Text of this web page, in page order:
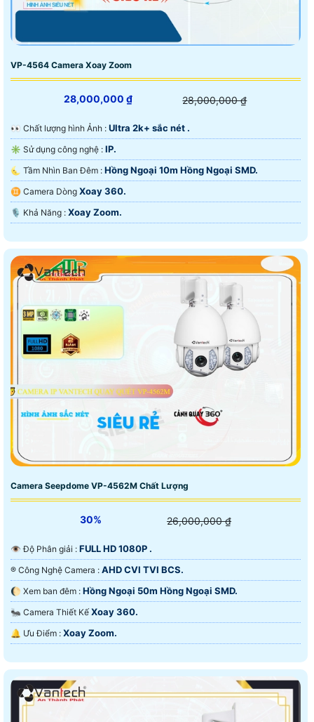
VP-4564 Camera Xoay Zoom
28,000,000 ₫ 28,000,000 ₫
️👀 Chất lượng hình Ảnh : Ultra 2k+ sắc nét .
✳️ Sử dụng công nghệ : IP.
🌜 Tầm Nhìn Ban Đêm : Hồng Ngoại 10m Hồng Ngoại SMD.
♊ Camera Dòng Xoay 360.
️🎙 Khả Năng : Xoay Zoom.
Camera Seepdome VP-4562M Chất Lượng
30% 26,000,000 ₫
👁 Độ Phân giải : FULL HD 1080P .
®️ Công Nghệ Camera : AHD CVI TVI BCS.
🌔 Xem ban đêm : Hồng Ngoại 50m Hồng Ngoại SMD.
🐜 Camera Thiết Kế Xoay 360.
️🔔 Ưu Điểm : Xoay Zoom.